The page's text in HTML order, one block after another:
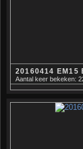
20160414 EM15
Aantal keer bekeken: